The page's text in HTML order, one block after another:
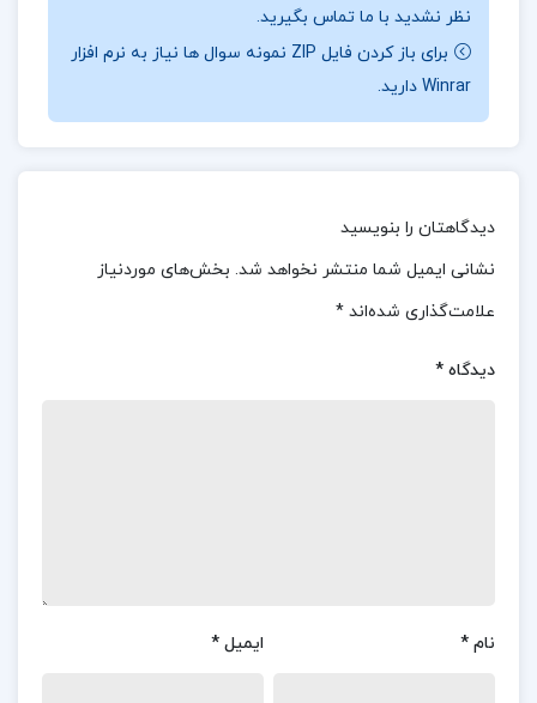
📰بخشی از کتاب اسیب شناسی روانی 1:
این کتاب
ابتدا به تعریف آسیب‌شناسی روانی و مفاهیم اولیه این
رشته پرداخته و سپس به بررسی اختلالات روانی مختلف
مختلف بروز این اختلالات، از جمله عوامل زیستی، روانی و
اجتماعی توجه دارد و روش‌های درمانی مختلف مانند
دارودرمانی و روان‌درمانی را بررسی می‌کند.
فصل چهارم : روش ها و ابزار های اندازه گیری در
نظر نشدید با ما تماس بگیرید.
برای باز کردن فایل ZIP نمونه سوال ها نیاز به نرم افزار
Winrar دارید.
دیدگاهتان را بنویسید
نشانی ایمیل شما منتشر نخواهد شد. بخش‌های موردنیاز
علامت‌گذاری شده‌اند *
دیدگاه *
نام * ایمیل *